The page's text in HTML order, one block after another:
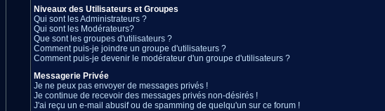
Niveaux des Utilisateurs et Groupes
Qui sont les Administrateurs ?
Qui sont les Modérateurs?
Que sont les groupes d'utilisateurs ?
Comment puis-je joindre un groupe d'utilisateurs ?
Comment puis-je devenir le modérateur d'un groupe d'utilisateurs ?
Messagerie Privée
Je ne peux pas envoyer de messages privés !
Je continue de recevoir des messages privés non-désirés !
J'ai reçu un e-mail abusif ou de spamming de quelqu'un sur ce forum !